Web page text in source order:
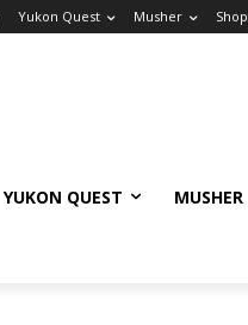
Yukon Quest Musher Shop
YUKON QUEST MUSHER